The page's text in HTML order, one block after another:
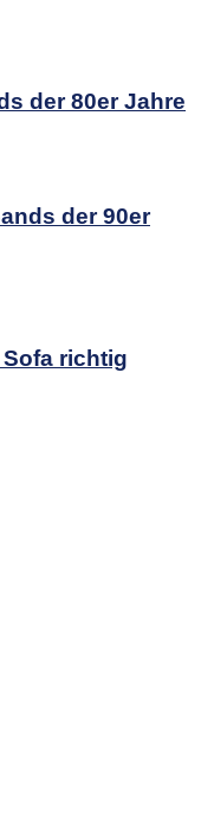
der 80er Jahre
der 90er
richtig